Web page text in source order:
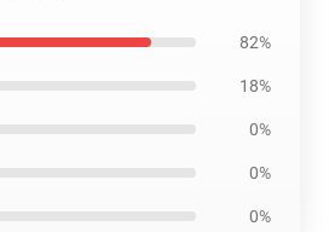
82%
18%
0%
0%
0%